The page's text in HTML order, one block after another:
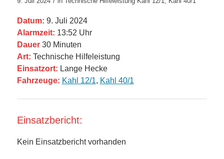
Datum: 9. Juli 2024
Alarmzeit: 13:52 Uhr
Dauer30 Minuten
Art: Technische Hilfeleistung
Einsatzort: Lange Hecke
Fahrzeuge: Kahl 12/1, Kahl 40/1
Einsatzbericht:
Kein Einsatzbericht vorhanden